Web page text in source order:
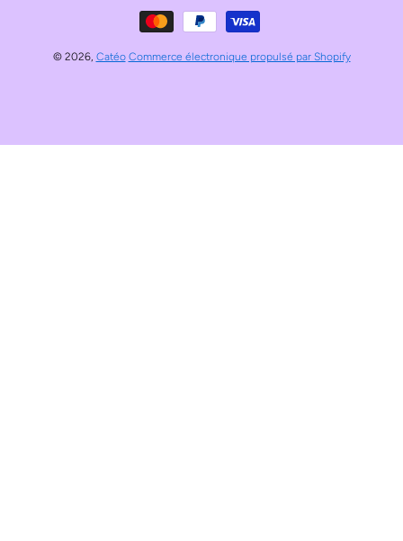
Moyens de paiement
© 2026, Catéo Commerce électronique propulsé par Shopify